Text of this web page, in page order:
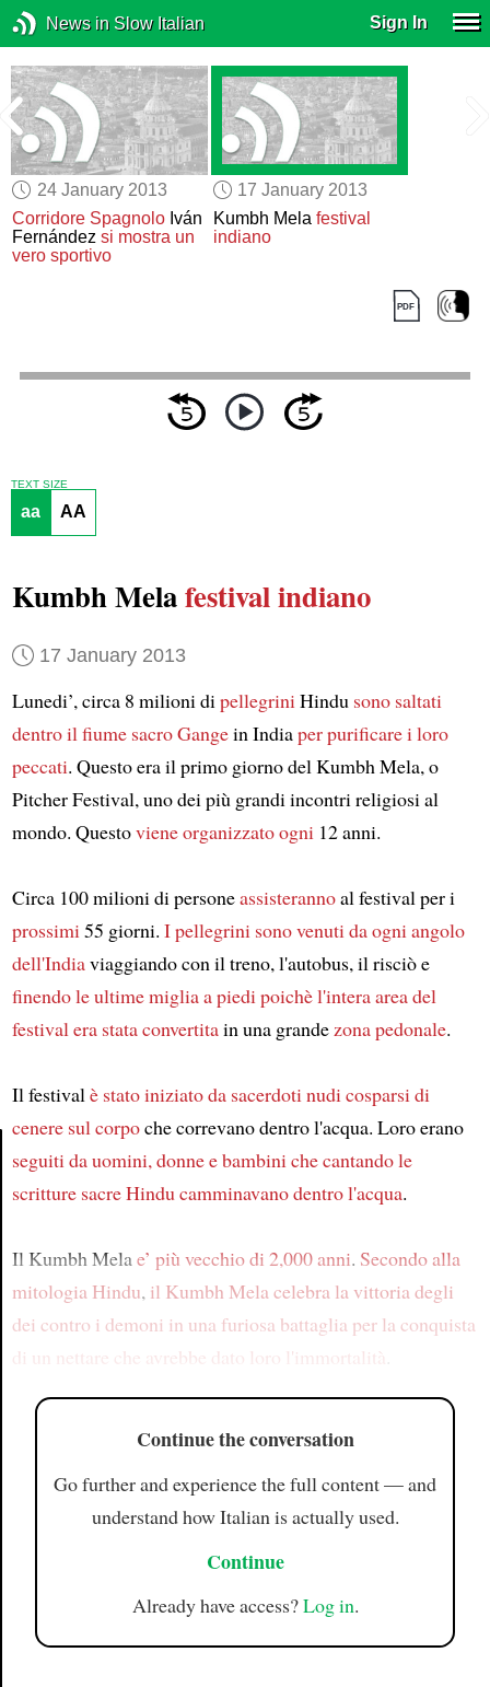
News in Slow Italian Sign In
24 January 2013
Corridore Spagnolo Iván
Fernándezsi mostra un
vero sportivo
17 January 2013
Kumbh Mela festival
indiano
Article
TEXT SIZE
aa AA
Kumbh Melafestival indiano
17 January 2013
Lunedi’, circa 8 milioni dipellegriniHindu sono saltati
dentro il fiume sacro Gangein Indiaper purificare i loro
peccati. Questo era il primo giorno del Kumbh Mela, o
Pitcher Festival, uno dei più grandi incontri religiosi al
mondo. Questoviene organizzato ogni12 anni.
Circa 100 milioni di personeassisterannoal festival per i
prossimi55 giorni. I pellegrini sono venuti da ogni angolo
dell'Indiaviaggiando con il treno, l'autobus, il risciò e
finendo le ultime miglia a piedipoichè l'intera area del
festivalera stata convertitain una grandezona pedonale.
Il festivalè stato iniziato da sacerdoti nudi cosparsi di
cenere sul corpoche correvano dentro l'acqua. Loro erano
seguiti da uomini, donne e bambini che cantando le
scritture sacre Hindu camminavano dentro l'acqua.
Il Kumbh Melae’ più vecchio di 2,000 anni. Secondo alla
mitologia Hindu, il Kumbh Mela celebra la vittoria degli
dei contro i demoni in una furiosa battaglia per la conquista
di un nettare che avrebbe dato loro l'immortalità
Continue the conversation
Go further and experience the full content — and
understand how Italian is actually used.
Continue
Already have access?Log in.